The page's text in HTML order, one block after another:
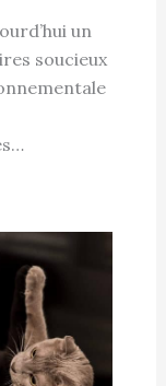
un
soucieux